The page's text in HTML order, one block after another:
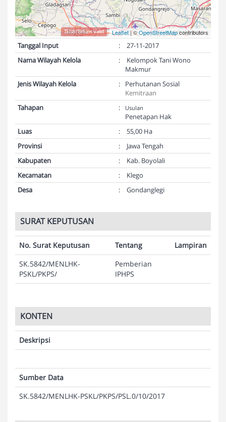
Leaflet| ©OpenStreetMapcontributors
Validasi Peta: Tidak/Belum Valid
Tanggal Input :
27-11-2017
Nama Wilayah Kelola
:
Kelompok Tani Wono
Makmur
Jenis Wilayah Kelola
:
Perhutanan Sosial
Kemitraan
Tahapan
: Usulan
Penetapan Hak
Luas
:
55,00 Ha
Provinsi
:
Jawa Tengah
Kabupaten
:
Kab. Boyolali
Kecamatan
:
Klego
Desa
: Gondanglegi
SURAT KEPUTUSAN
No. Surat Keputusan Tentang
Lampiran
SK.5842/MENLHK-
PSKL/PKPS/
Pemberian
IPHPS
KONTEN
Deskripsi
Sumber Data
SK.5842/MENLHK-PSKL/PKPS/PSL.0/10/2017